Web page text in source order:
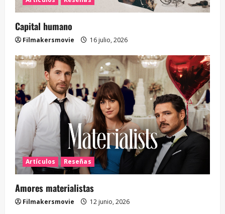
Capital humano
Filmakersmovie 16 julio, 2026
Artículos Reseñas
Amores materialistas
Filmakersmovie 12 junio, 2026